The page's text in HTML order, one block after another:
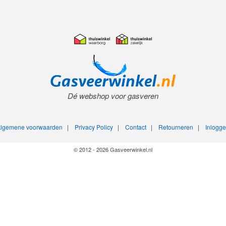
Dé webshop voor gasveren
voorwaarden | Privacy Policy | Contact | Retourneren |
© 2012 - 2026 Gasveerwinkel.nl